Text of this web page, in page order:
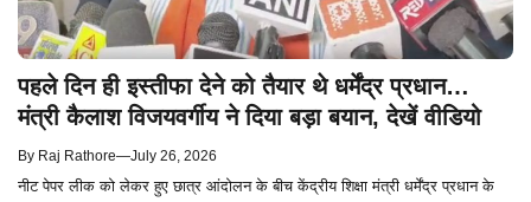
पहले दिन ही इस्तीफा देने को तैयार थे धर्मेंद्र प्रधान…
मंत्री कैलाश विजयवर्गीय ने दिया बड़ा बयान, देखें वीडियो
By Raj Rathore—July 26, 2026
नीट पेपर लीक को लेकर हुए छात्र आंदोलन के बीच केंद्रीय शिक्षा मंत्री धर्मेंद्र प्रधान के